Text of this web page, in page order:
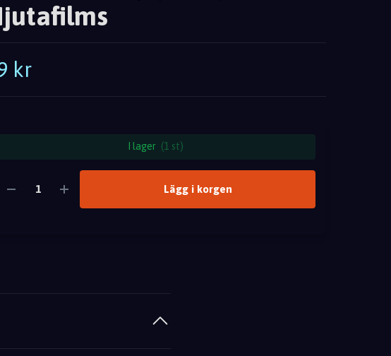
kr
I lager (1 st)
Lägg i korgen